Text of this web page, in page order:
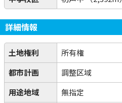
詳細情報
土地権利
所有権
都市計画
調整区域
用途地域
無指定